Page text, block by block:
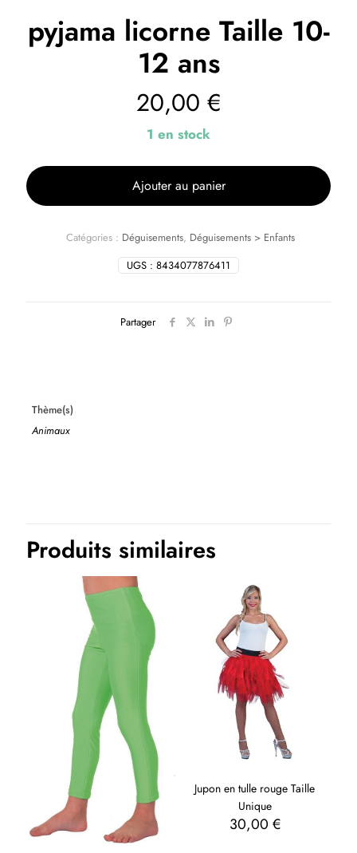
pyjama licorne Taille 10-
12 ans
20,00 €
1 en stock
Ajouter au panier
UGS : 8434077876411
Catégories : Déguisements, Déguisements > Enfants
Partager
Thème(s)
Animaux
Produits similaires
Jupon en tulle rouge Taille
Unique
30,00 €